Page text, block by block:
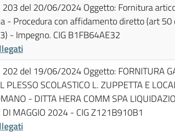
203 del 20/06/2024 Oggetto: Fornitura
- Procedura con affidamento diretto (art 50
- Impegno. CIG B1FB64AE32
del 19/06/2024 Oggetto: FORNITURA
PLESSO SCOLASTICO L. ZUPPETTA E
- DITTA HERA COMM SPA
DI MAGGIO 2024 - CIG Z121B910B1